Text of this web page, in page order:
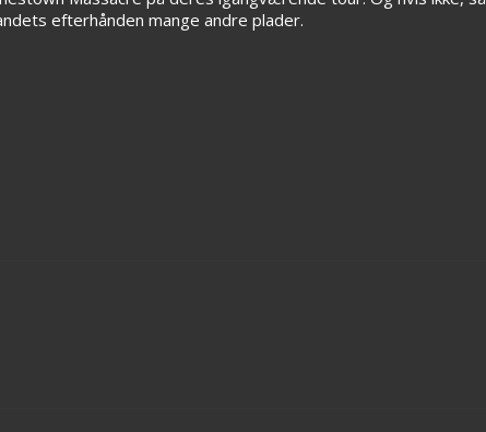
efterhånden mange andre plader.